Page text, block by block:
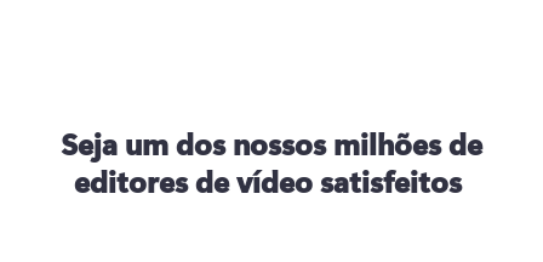
Seja um dos nossos milhões de
editores de vídeo satisfeitos